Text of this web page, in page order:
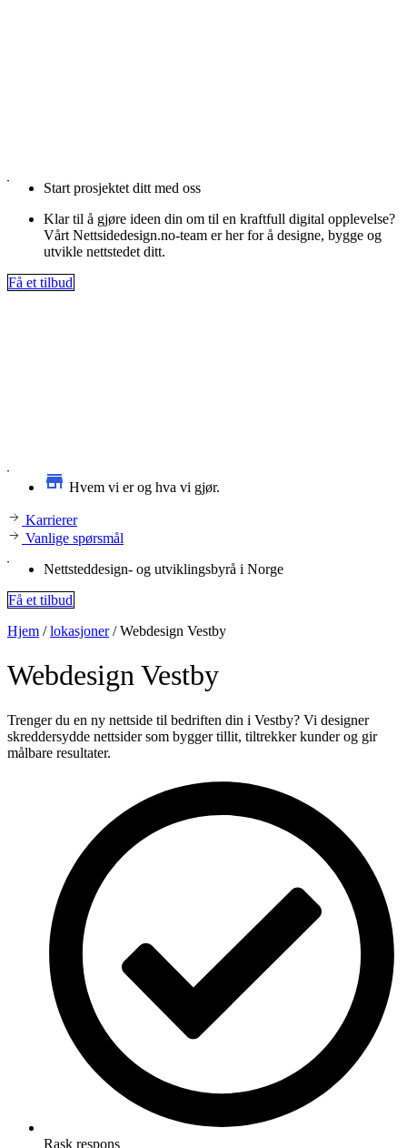
Start prosjektet ditt med oss
Klar til å gjøre ideen din om til en kraftfull digital opplevelse?
Vårt Nettsidedesign.no-team er her for å designe, bygge og
utvikle nettstedet ditt.
Få et tilbud
Hvem vi er og hva vi gjør.
Karrierer
Vanlige spørsmål
Nettsteddesign- og utviklingsbyrå i Norge
Få et tilbud
Hjem /lokasjoner/Webdesign Vestby
WebdesignVestby
Trenger du en ny nettside til bedriften din i Vestby? Vi designer
skreddersydde nettsider som bygger tillit, tiltrekker kunder og gir
målbare resultater.
Rask respons